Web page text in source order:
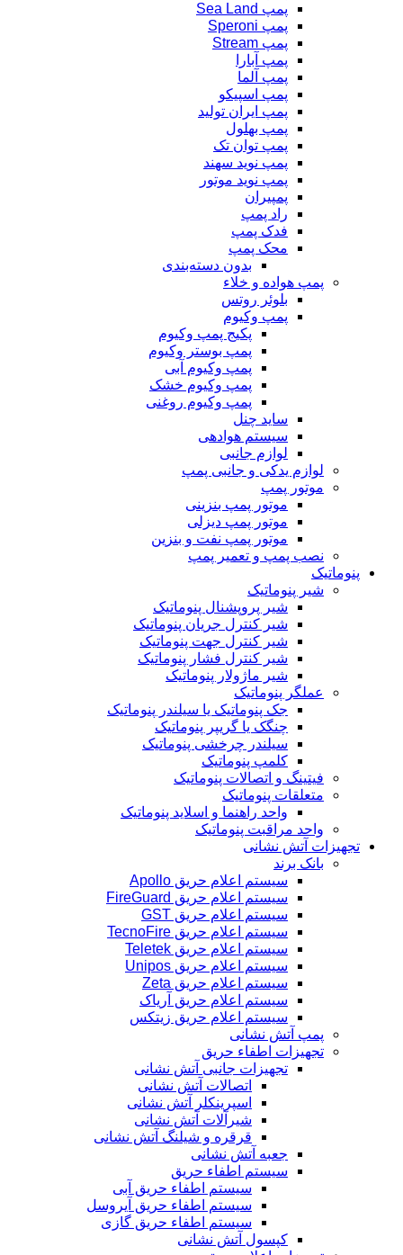
پمپ Sea Land
پمپ Speroni
پمپ Stream
پمپ آبارا
پمپ آلما
پمپ اسپیکو
پمپ ایران تولید
پمپ بهلول
پمپ توان تک
پمپ نوید سهند
پمپ نوید موتور
پمپیران
راد پمپ
فدک پمپ
محک پمپ
بدون دسته‌بندی
پمپ هواده و خلاء
بلوئر روتس
پمپ وکیوم
پکیج پمپ وکیوم
پمپ بوستر وکیوم
پمپ وکیوم آبی
پمپ وکیوم خشک
پمپ وکیوم روغنی
ساید چنل
سیستم هوادهی
لوازم جانبی
لوازم یدکی و جانبی پمپ
موتور پمپ
موتور پمپ بنزینی
موتور پمپ دیزلی
موتور پمپ نفت و بنزین
نصب پمپ و تعمیر پمپ
پنوماتیک
شیر پنوماتیک
شیر پروپشنال پنوماتیک
شیر کنترل جریان پنوماتیک
شیر کنترل جهت پنوماتیک
شیر کنترل فشار پنوماتیک
شیر ماژولار پنوماتیک
عملگر پنوماتیک
جک پنوماتیک یا سیلندر پنوماتیک
چنگک یا گریپر پنوماتیک
سیلندر چرخشی پنوماتیک
کلمپ پنوماتیک
فیتینگ و اتصالات پنوماتیک
متعلقات پنوماتیک
واحد راهنما و اسلاید پنوماتیک
واحد مراقبت پنوماتیک
تجهیزات آتش نشانی
بانک برند
سیستم اعلام حریق Apollo
سیستم اعلام حریق FireGuard
سیستم اعلام حریق GST
سیستم اعلام حریق TecnoFire
سیستم اعلام حریق Teletek
سیستم اعلام حریق Unipos
سیستم اعلام حریق Zeta
سیستم اعلام حریق آریاک
سیستم اعلام حریق زیتکس
پمپ آتش نشانی
تجهیزات اطفاء حریق
تجهیزات جانبی آتش نشانی
اتصالات آتش نشانی
اسپرینکلر آتش نشانی
شیرآلات آتش نشانی
قرقره و شیلنگ آتش نشانی
جعبه آتش نشانی
سیستم اطفاء حریق
سیستم اطفاء حریق آبی
سیستم اطفاء حریق آیروسل
سیستم اطفاء حریق گازی
کپسول آتش نشانی